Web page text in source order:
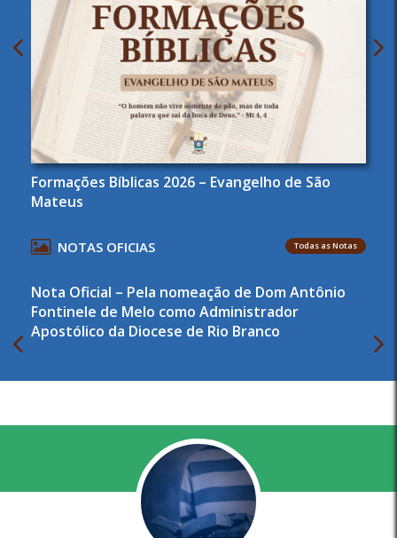
Formações Bíblicas 2026 – Evangelho de São
Mateus
NOTAS OFICIAS Todas as Notas
Nota Oficial – Pela nomeação de Dom Antônio
Fontinele de Melo como Administrador
Apostólico da Diocese de Rio Branco